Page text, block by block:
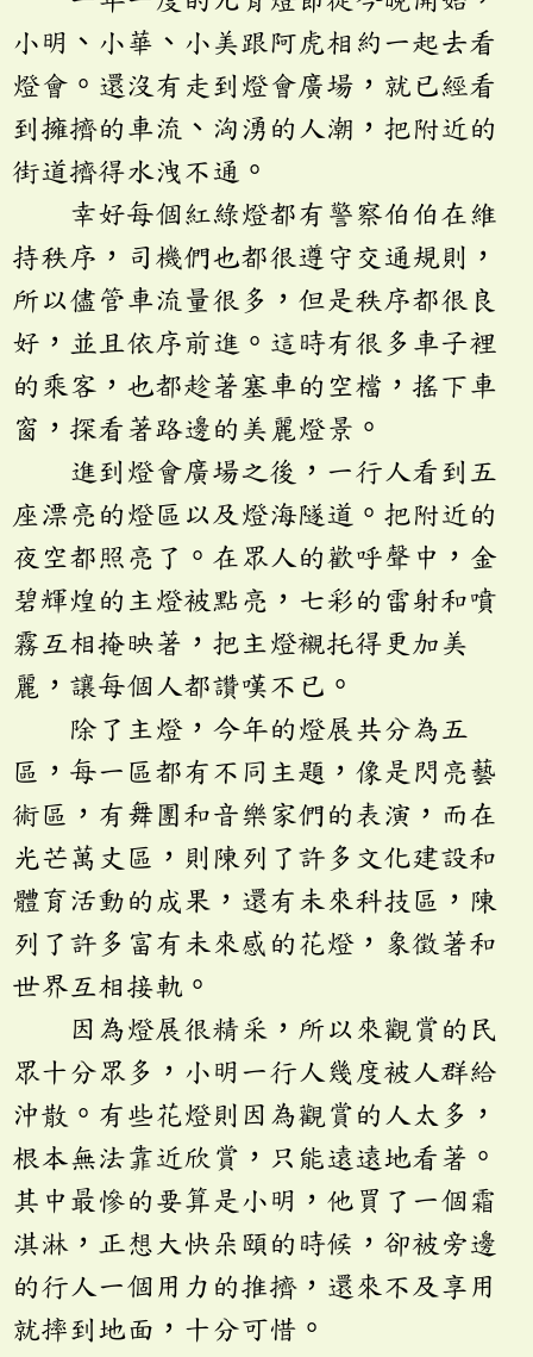
小明、小華、小美跟阿虎相約一起去看
燈會。還沒有走到燈會廣場，就已經看
到擁擠的車流、洶湧的人潮，把附近的
街道擠得水洩不通。
幸好每個紅綠燈都有警察伯伯在維
持秩序，司機們也都很遵守交通規則，
所以儘管車流量很多，但是秩序都很良
好，並且依序前進。這時有很多車子裡
的乘客，也都趁著塞車的空檔，搖下車
窗，探看著路邊的美麗燈景。
進到燈會廣場之後，一行人看到五
座漂亮的燈區以及燈海隧道。把附近的
夜空都照亮了。在眾人的歡呼聲中，金
碧輝煌的主燈被點亮，七彩的雷射和噴
霧互相掩映著，把主燈襯托得更加美
麗，讓每個人都讚嘆不已。
除了主燈，今年的燈展共分為五
區，每一區都有不同主題，像是閃亮藝
術區，有舞團和音樂家們的表演，而在
光芒萬丈區，則陳列了許多文化建設和
體育活動的成果，還有未來科技區，陳
列了許多富有未來感的花燈，象徵著和
世界互相接軌。
因為燈展很精采，所以來觀賞的民
眾十分眾多，小明一行人幾度被人群給
沖散。有些花燈則因為觀賞的人太多，
根本無法靠近欣賞，只能遠遠地看著。
其中最慘的要算是小明，他買了一個霜
淇淋，正想大快朵頤的時候，卻被旁邊
的行人一個用力的推擠，還來不及享用
就摔到地面，十分可惜。